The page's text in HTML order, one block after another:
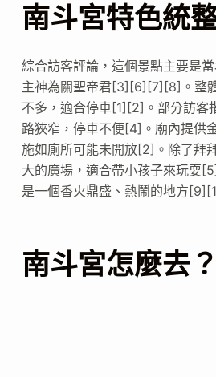
南斗宮特色統
綜合訪客評論，這個景點主要是
主神為關聖帝君[3][6][7][8]。整
不多，適合停車[1][2]。部分訪客
路狹窄，停車不便[4]。廟內提供
施如廁所可能未開放[2]。除了拜
大的廣場，適合帶小孩子來玩耍
是一個香火鼎盛、熱鬧的地方
南斗宮怎麼去